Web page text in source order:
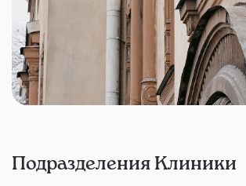
Подразделения Клиники